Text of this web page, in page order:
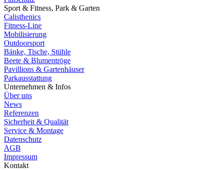
Sport & Fitness, Park & Garten
Calisthenics
Fitness-Line
Mobilisierung
Outdoorsport
Bänke, Tische, Stühle
Beete & Blumentröge
Pavillions & Gartenhäuser
Parkausstattung
Unternehmen & Infos
Über uns
News
Referenzen
Sicherheit & Qualität
Service & Montage
Datenschutz
AGB
Impressum
Kontakt